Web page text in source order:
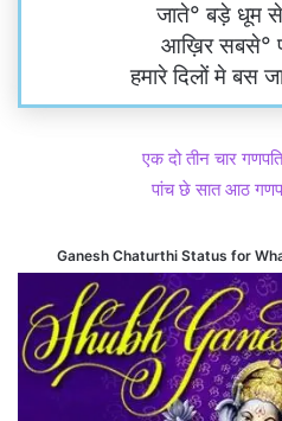
जाते° बड़े धूम
आख़िर सबसे°
हमारे दिलों मे बस
एक दो तीन चार
पांच छे सात आठ
Ganesh Chaturthi Status for